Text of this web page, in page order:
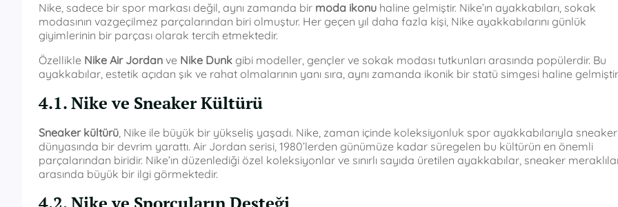
Nike, sadece bir spor markası değil, aynı zamanda bir moda ikonu haline gelmiştir. Nike’ın ayakkabıları, sokak
modasının vazgeçilmez parçalarından biri olmuştur. Her geçen yıl daha fazla kişi, Nike ayakkabılarını günlük
giyimlerinin bir parçası olarak tercih etmektedir.
Özellikle Nike Air Jordan ve Nike Dunk gibi modeller, gençler ve sokak modası tutkunları arasında popülerdir. Bu
ayakkabılar, estetik açıdan şık ve rahat olmalarının yanı sıra, aynı zamanda ikonik bir statü simgesi haline
4.1. Nike ve Sneaker Kültürü
Sneaker kültürü, Nike ile büyük bir yükseliş yaşadı. Nike, zaman içinde koleksiyonluk spor ayakkabılarıyla sneaker
dünyasında bir devrim yarattı. Air Jordan serisi, 1980’lerden günümüze kadar süregelen bu kültürün en önemli
parçalarından biridir. Nike’ın düzenlediği özel koleksiyonlar ve sınırlı sayıda üretilen ayakkabılar, sneaker
arasında büyük bir ilgi görmektedir.